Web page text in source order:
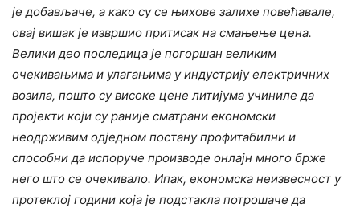
је добављаче, а како су се њихове залихе повећавале,
овај вишак је извршио притисак на смањење цена.
Велики део последица је погоршан великим
очекивањима и улагањима у индустрију електричних
возила, пошто су високе цене литијума учиниле да
пројекти који су раније сматрани економски
неодрживим одједном постану профитабилни и
способни да испоруче производе онлајн много брже
него што се очекивало. Ипак, економска неизвесност у
протеклој години која је подстакла потрошаче да